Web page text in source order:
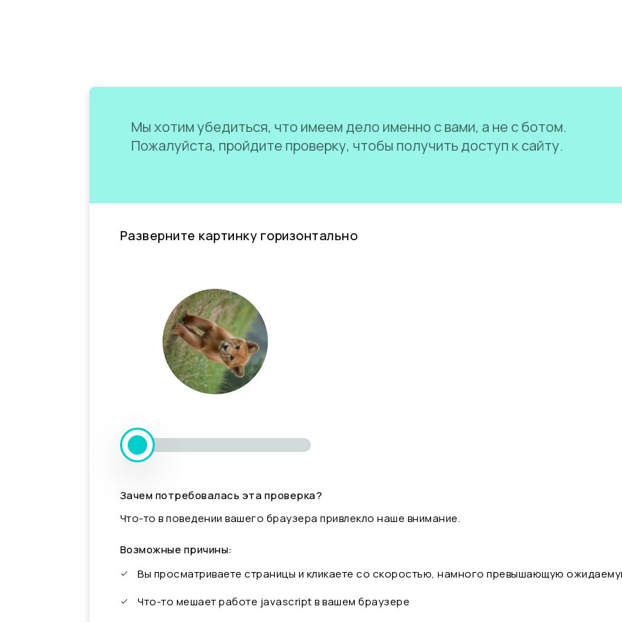
Мы хотим убедиться, что имеем дело именно с вами, а не с ботом.
Пожалуйста, пройдите проверку, чтобы получить доступ к сайту.
Разверните картинку горизонтально
Зачем потребовалась эта проверка?
Что-то в поведении вашего браузера привлекло наше внимание.
Возможные причины:
Вы просматриваете страницы и кликаете со скоростью, намного превышающую
Что-то мешает работе javascript в вашем браузере